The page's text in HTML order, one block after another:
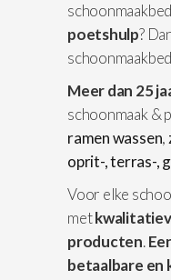
poetshulp?
Meer dan 25
schoonmaak &
ramen wassen,
oprit-, terras-,
Voor elke
met
producten.
betaalbare en